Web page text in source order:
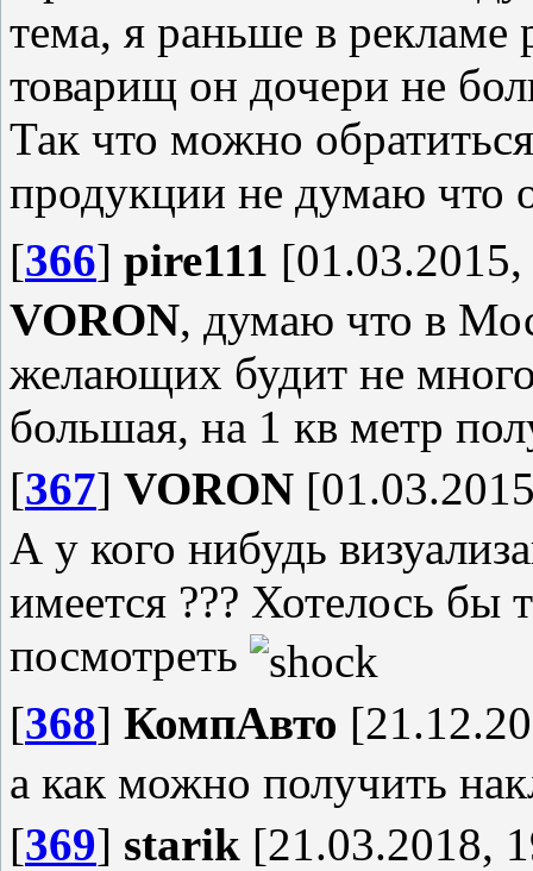
тема, я раньше в рекламе
товарищ он дочери не
Так что можно
продукции не думаю что
[366] pire111
VORON, думаю что в
желающих будит не
большая, на 1 кв метр
[367] VORON
А у кого нибудь
имеется ??? Хотелось бы
посмотреть
[368] КомпАвто
а как можно получить
[369] starik [21.03.2018,